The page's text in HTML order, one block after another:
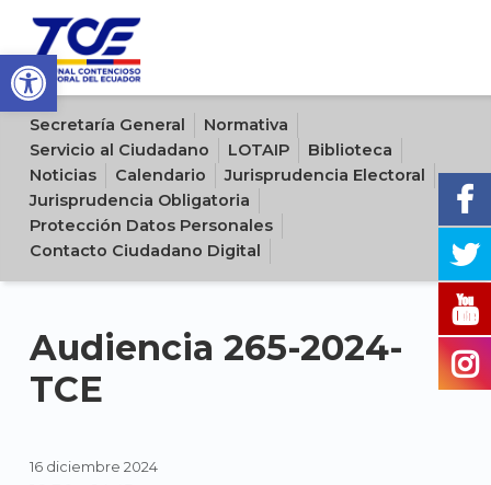
Open toolbar
Sitio oficial del Tribunal Contencioso Electoral del Ecuador
Secretaría General
Normativa
Servicio al Ciudadano
LOTAIP
Biblioteca
Noticias
Calendario
Jurisprudencia Electoral
Jurisprudencia Obligatoria
Protección Datos Personales
Contacto Ciudadano Digital
Audiencia 265-2024-
TCE
16 diciembre 2024